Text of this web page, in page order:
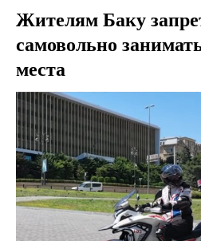
Жителям Баку
самовольно
места